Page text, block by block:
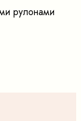
рулонами